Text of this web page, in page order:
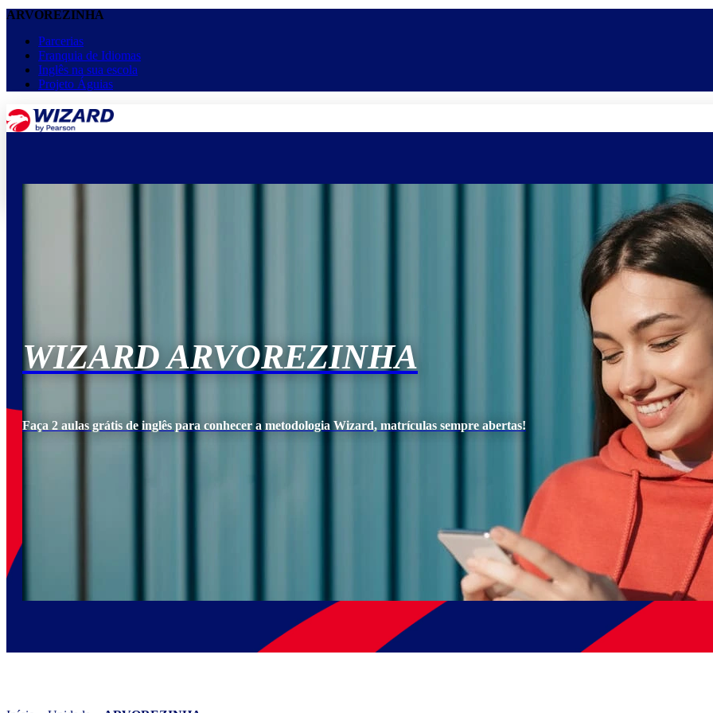
ARVOREZINHA
Parcerias
Franquia de Idiomas
Inglês na sua escola
Projeto Águias
Equipe
WIZARD ARVOREZINHA
Faça 2 aulas grátis de inglês para conhecer a metodologia Wizard, matrículas sempre abertas!